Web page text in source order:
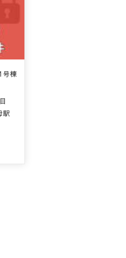
号棟
駅